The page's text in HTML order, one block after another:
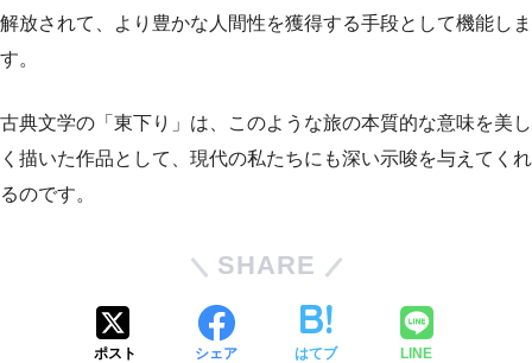
解放されて、より豊かな人間性を獲得する手段として機能しま
す。
古典文学の「東下り」は、このような旅の本質的な意味を美し
く描いた作品として、現代の私たちにも深い示唆を与えてくれ
るのです。
SHARE
ポスト シェア はてブ LINE